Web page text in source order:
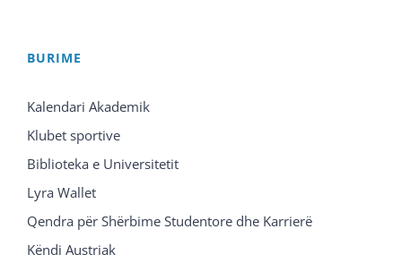
BURIME
Kalendari Akademik
Klubet sportive
Biblioteka e Universitetit
Lyra Wallet
Qendra për Shërbime Studentore dhe Karrierë
Këndi Austriak